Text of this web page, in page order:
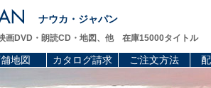
ナウカ・ジャパン
画DVD・朗読CD・地図、他 在庫15000タイトル
地図 カタログ請求 ご注文方法